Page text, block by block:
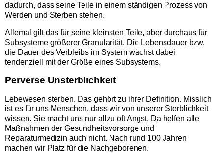
dadurch, dass seine Teile in einem ständigen Prozess von
Werden und Sterben stehen.
Allemal gilt das für seine kleinsten Teile, aber durchaus für
Subsysteme größerer Granularität. Die Lebensdauer bzw.
die Dauer des Verbleibs im System wächst dabei
tendenziell mit der Größe eines Subsystems.
Perverse Unsterblichkeit
Lebewesen sterben. Das gehört zu ihrer Definition. Misslich
ist es für uns Menschen, dass wir von unserer Sterblichkeit
wissen. Sie macht uns nur allzu oft Angst. Da helfen alle
Maßnahmen der Gesundheitsvorsorge und
Reparaturmedizin auch nicht. Nach rund 100 Jahren
machen wir Platz für die Nachgeborenen.